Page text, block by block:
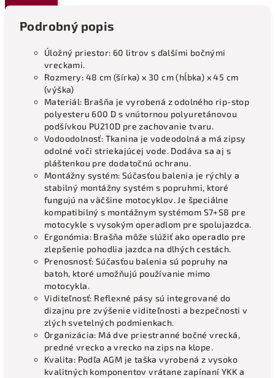
Podrobný popis
Úložný priestor: 60 litrov s ďalšími bočnými
vreckami.
Rozmery: 48 cm (šírka) x 30 cm (hĺbka) x 45 cm
(výška)
Materiál: Brašňa je vyrobená z odolného rip-stop
polyesteru 600 D s vnútornou polyuretánovou
podšívkou PU210D pre zachovanie tvaru.
Vodoodolnosť: Tkanina je vodeodolná a má zipsy
odolné voči striekajúcej vode. Dodáva sa aj s
pláštenkou pre dodatočnú ochranu.
Montážny systém: Súčasťou balenia je rýchly a
stabilný montážny systém s popruhmi, ktoré
fungujú na väčšine motocyklov. Je špeciálne
kompatibilný s montážnym systémom S7+S8 pre
motocykle s vysokým operadlom pre spolujazdca.
Ergonómia: Brašňa môže slúžiť ako operadlo pre
zlepšenie pohodlia jazdca na dlhých cestách.
Prenosnosť: Súčasťou balenia sú popruhy na
batoh, ktoré umožňujú používanie mimo
motocykla.
Viditeľnosť: Reflexné pásy sú integrované do
dizajnu pre zvýšenie viditeľnosti a bezpečnosti v
zlých svetelných podmienkach.
Organizácia: Má dve priestranné bočné vrecká,
predné vrecko a vrecko na zips na klope.
Kvalita: Podľa AGM je taška vyrobená z vysoko
kvalitných komponentov vrátane zapínaní YKK a